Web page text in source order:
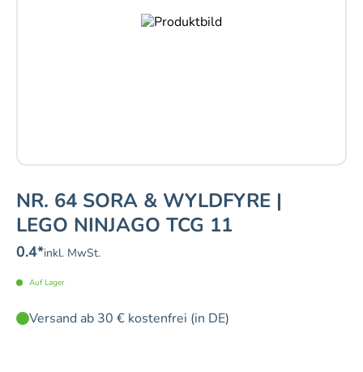
NR. 64 SORA & WYLDFYRE |
LEGO NINJAGO TCG 11
0.4*inkl. MwSt.
Auf Lager
Versand ab 30 € kostenfrei (in DE)